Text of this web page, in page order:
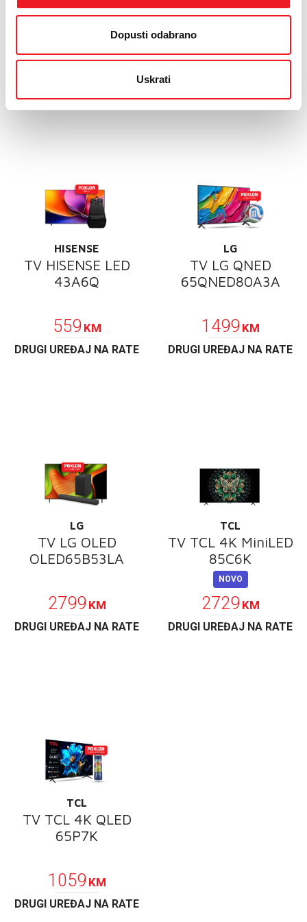
Dopusti odabrano
Uskrati
K65S35B.CEI
1799KM
DRUGI UREĐAJ NA RATE
85A6Q
2099KM
DRUGI UREĐAJ NA RATE
HISENSE
TV HISENSE LED
43A6Q
559 KM
DRUGI UREĐAJ NA RATE
LG
TV LG QNED
65QNED80A3A
1499 KM
DRUGI UREĐAJ NA RATE
LG
TV LG OLED
OLED65B53LA
2799 KM
DRUGI UREĐAJ NA RATE
TCL
TV TCL 4K MiniLED
85C6K
NOVO
2729 KM
DRUGI UREĐAJ NA RATE
TCL
TV TCL 4K QLED
65P7K
1059 KM
DRUGI UREĐAJ NA RATE